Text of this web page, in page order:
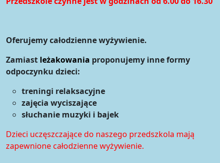
Oferujemy całodzienne wyżywienie.
Zamiast leżakowania proponujemy inne formy
odpoczynku dzieci:
treningi relaksacyjne
zajęcia wyciszające
słuchanie muzyki i bajek
Dzieci uczęszczające do naszego przedszkola mają
zapewnione całodzienne wyżywienie.